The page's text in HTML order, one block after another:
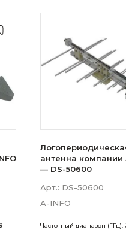
антенна компании
— DS-50600
Арт.: DS-50600
A-INFO
Частотный диапазон (ГГц):